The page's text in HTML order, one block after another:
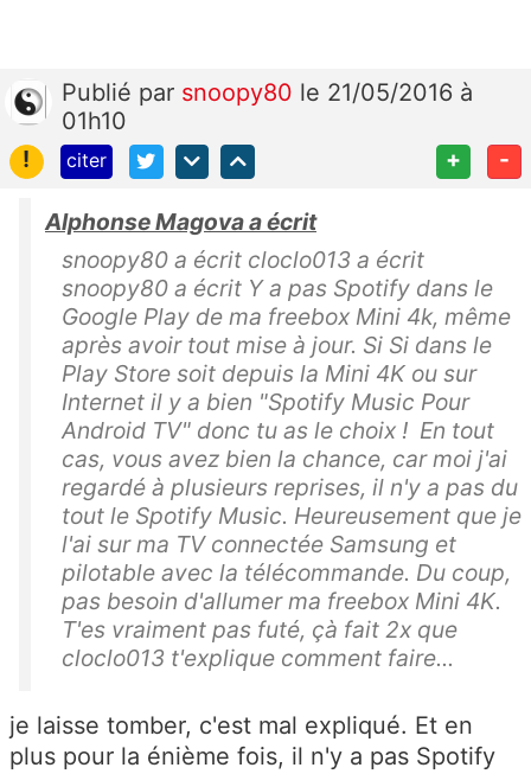
Publié par snoopy80 le 21/05/2016 à
01h10
!
citer + -
Alphonse Magova a écrit
snoopy80 a écrit cloclo013 a écrit
snoopy80 a écrit Y a pas Spotify dans le
Google Play de ma freebox Mini 4k, même
après avoir tout mise à jour. Si Si dans le
Play Store soit depuis la Mini 4K ou sur
Internet il y a bien "Spotify Music Pour
Android TV" donc tu as le choix ! En tout
cas, vous avez bien la chance, car moi j'ai
regardé à plusieurs reprises, il n'y a pas du
tout le Spotify Music. Heureusement que je
l'ai sur ma TV connectée Samsung et
pilotable avec la télécommande. Du coup,
pas besoin d'allumer ma freebox Mini 4K.
T'es vraiment pas futé, çà fait 2x que
cloclo013 t'explique comment faire...
je laisse tomber, c'est mal expliqué. Et en
plus pour la énième fois, il n'y a pas Spotify